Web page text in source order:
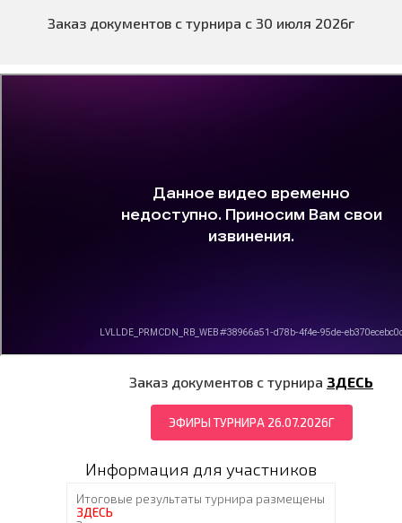
Заказ документов с турнира с 30 июля 2026г
Заказ документов с турнира ЗДЕСЬ
ЭФИРЫ ТУРНИРА 26.07.2026Г
Информация для участников